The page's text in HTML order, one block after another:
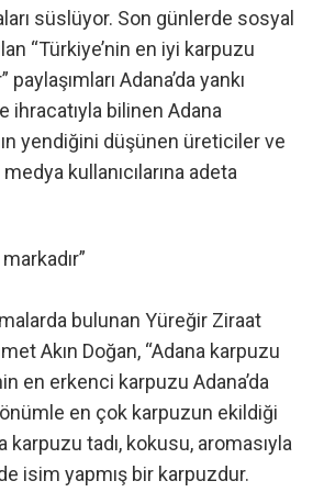
süslüyor. Son günlerde sosyal
“Türkiye’nin en iyi karpuzu
paylaşımları Adana’da yankı
ihracatıyla bilinen Adana
yendiğini düşünen üreticiler ve
kullanıcılarına adeta
bulunan Yüreğir Ziraat
Akın Doğan, “Adana karpuzu
en erkenci karpuzu Adana’da
en çok karpuzun ekildiği
karpuzu tadı, kokusu, aromasıyla
isim yapmış bir karpuzdur.